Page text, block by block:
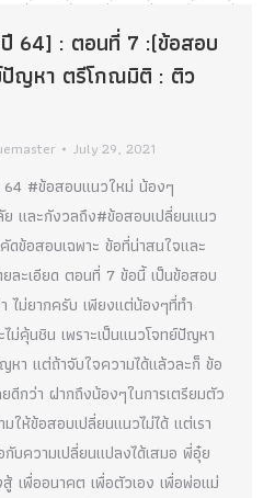
64] : ตอนที่ 7 :(ข้อสอบ
ปัญหา ตรีโกณมิติ : ติว
July 29, 2021
#ข้อสอบแนวใหม่ น้องๆ
ย และกังวลถึง#ข้อสอบเปลี่ยนแนว
ดข้อสอบเฉพาะ ข้อที่น่าสนใจและ
ละเอียด ตอนที่ 7 ข้อนี้ เป็นข้อสอบ
ม่ยากครับ เพียงแต่น้องๆที่ทำ
ม่คุ้นชิน เพราะเป็นแนวโจทย์ปัญหา
หา แต่ถ้าจับใจความได้แล้วละก็ ข้อ
ดีกว่า ฝากถึงน้องๆในการเตรียมตัว
ให้ข้อสอบเปลี่ยนแนวไม่ได้ แต่เรา
บความเปลี่ยนแปลงได้เสมอ พี่อุ๋ย
เพื่ออนาคต เพื่อตัวเอง เพื่อพ่อแม่